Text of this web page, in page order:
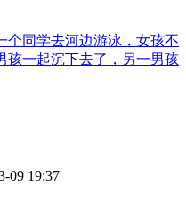
个同学去河边游泳，女孩不
孩一起沉下去了，另一男孩
09 19:37